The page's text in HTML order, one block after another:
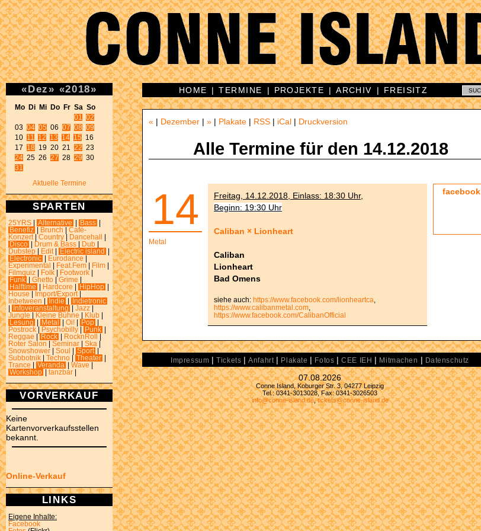
«Dez » «2018»
Mo Di Mi Do Fr Sa So
01
02
03 04 05 06 07 08 09
10 11 12 13 14 15 16
17 18 19 20 21 22
24 25 26 27 28 29
31
Aktuelle Termine
SPARTEN
25YRS Alternative Bass
Benefiz
Brunch
Café-
Konzert
Country Dancehall
Disco
Drum & Bass Dub
Dubstep
Edit Electric island
Electronic
Eurodance
Experimental
Feat.Fem Film
Filmquiz
Folk Footwork
Funk
Ghetto Grime
Halftime
Hardcore HipHop
House
Import/Export
Inbetween
Indie
Indietronic
Infoveranstaltung Jazz
Jungle
Kleine Bühne Klub
Lesung
Metal Oi! Pop
Postrock
Psychobilly Punk
Reggae
Rock RocknRoll
Roter Salon
Seminar Ska
Snowshower
Soul Sport
Subbotnik
Techno Theater
Trance
Veranda Wave
Workshop
tanzbar
VORVERKAUF
Keine
Kartenvorverkaufsstellen
bekannt.
Online-Verkauf
LINKS
Eigene Inhalte:
Facebook
HOME |TERMINE | PROJEKTE |ARCHIV | FREISITZ
« | Dezember | » | Plakate | RSS | iCal | Druckversion
Alle Termine für den 14.12.2018
14
Metal
facebook
Freitag, 14.12.2018, Einlass: 18:30 Uhr,
Beginn: 19:30 Uhr
Caliban × Lionheart
Caliban
Lionheart
Bad Omens
siehe auch: https://www.facebook.com/lionheartca
https://www.calibanmetal.com
https://www.facebook.com/CalibanOfficial
Impressum |Tickets |Anfahrt | Plakate | Fotos |CEE IEH | Mitmachen | Datenschutz
07.08.2026
Conne Island, Koburger Str. 3, 04277 Leipzig
Tel.: 0341-3013028, Fax: 0341-3026503
info@conne-island.de,tickets@conne-island.de